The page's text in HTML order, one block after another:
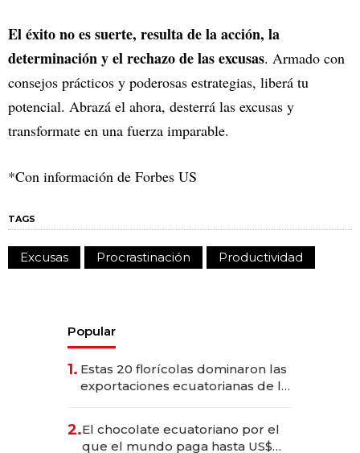
El éxito no es suerte, resulta de la acción, la
determinación y el rechazo de las excusas. Armado con
consejos prácticos y poderosas estrategias, liberá tu
potencial. Abrazá el ahora, desterrá las excusas y
transformate en una fuerza imparable.
*Con información de Forbes US
TAGS
Excusas Procrastinación Productividad
Popular
1. Estas 20 florícolas dominaron las
exportaciones ecuatorianas de la
2.El chocolate ecuatoriano por el
que el mundo paga hasta US$